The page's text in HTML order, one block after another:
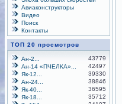
Авиаконструкторы
Видео
Поиск
Контакты
ТОП 20 просмотров
Ан-2...
43779
Ан-14 «ПЧЕЛКА»...
42497
Як-12...
39330
Ан-24...
38846
Як-40...
36595
Як-18...
35712